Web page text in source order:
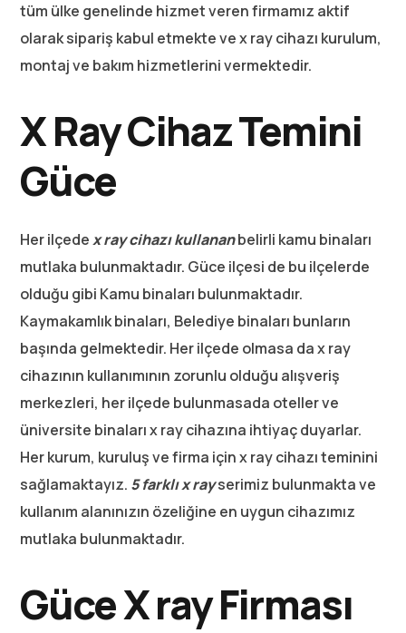
tüm ülke genelinde hizmet veren firmamız aktif
olarak sipariş kabul etmekte ve x ray cihazı kurulum,
montaj ve bakım hizmetlerini vermektedir.
X Ray Cihaz Temini
Güce
Her ilçedex ray cihazı kullananbelirli kamu binaları
mutlaka bulunmaktadır. Güce ilçesi de bu ilçelerde
olduğu gibi Kamu binaları bulunmaktadır.
Kaymakamlık binaları, Belediye binaları bunların
başında gelmektedir. Her ilçede olmasa da x ray
cihazının kullanımının zorunlu olduğu alışveriş
merkezleri, her ilçede bulunmasada oteller ve
üniversite binaları x ray cihazına ihtiyaç duyarlar.
Her kurum, kuruluş ve firma için x ray cihazı teminini
sağlamaktayız. 5 farklı x rayserimiz bulunmakta ve
kullanım alanınızın özeliğine en uygun cihazımız
mutlaka bulunmaktadır.
Güce X ray Firması